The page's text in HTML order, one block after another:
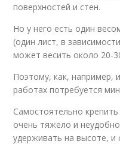
поверхностей и стен.
Но у него есть один
(один лист, в
может весить около 20-
Поэтому, как,
работах потребуется
Самостоятельно
очень тяжело и
удерживать на высоте, и